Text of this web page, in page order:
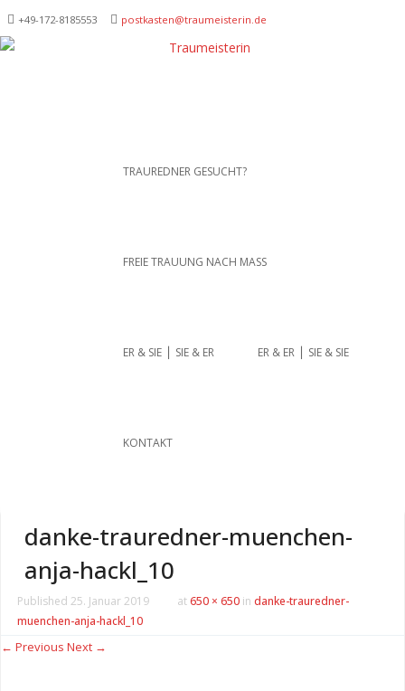
+49-172-­8185553 postkasten@traumeisterin.de
Traurednerein München,
Leidenschaft
SKIP TO CONTENT
TRAUREDNER GESUCHT?
FREIE TRAUUNG NACH MASS
ER & SIE ⎪ SIE & ER ER & ER ⎪ SIE & SIE
KONTAKT
danke-trauredner-muenchen-
anja-hackl_10
Published 25. Januar 2019 at650 × 650 in danke-trauredner-
muenchen-anja-hackl_10
← Previous Next →